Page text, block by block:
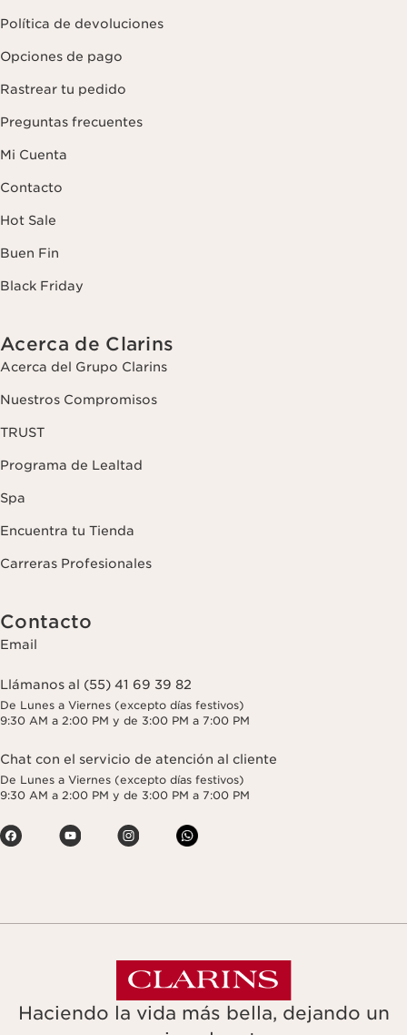
Política de devoluciones
Opciones de pago
Rastrear tu pedido
Preguntas frecuentes
Mi Cuenta
Contacto
Hot Sale
Buen Fin
Black Friday
Acerca de Clarins
Acerca del Grupo Clarins
Nuestros Compromisos
TRUST
Programa de Lealtad
Spa
Encuentra tu Tienda
Carreras Profesionales
Contacto
Email
Llámanos al (55) 41 69 39 82
De Lunes a Viernes (excepto días festivos)
9:30 AM a 2:00 PM y de 3:00 PM a 7:00 PM
Chat con el servicio de atención al cliente
De Lunes a Viernes (excepto días festivos)
9:30 AM a 2:00 PM y de 3:00 PM a 7:00 PM
Haciendo la vida más bella, dejando un